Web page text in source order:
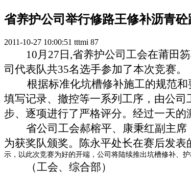
省养护公司举行修路王修补沥青
2011-10-27 10:00:51 tttmi 87
10月 27 日 ,省养护公司工会在莆田
司代表队共35名选手参加了本次竞赛。
根据标准化坑槽修补施工的规范
填写记录、撤控等一系列工序，由公
步、逐项进行了严格评分。经过一天的
省公司工会郝榕平、康秉红副主
为获奖队颁奖。陈永平处长在赛后发表
示，以此次竞赛为好的开端，公司将陆续推出坑槽修补、
（工会、综合部）